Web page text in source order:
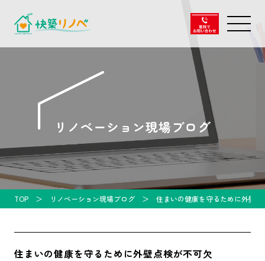
リノベーション現場ブログ
TOP リノベーション現場ブログ 住まいの健康を守るために外壁点
住まいの健康を守るために外壁点検が不可欠